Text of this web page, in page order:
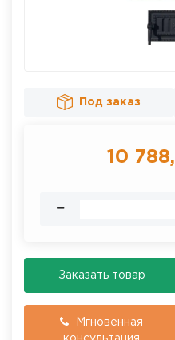
Под заказ
10
Заказать товар
Мгновенная